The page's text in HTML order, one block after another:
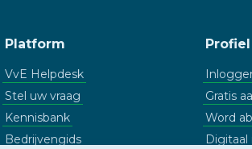
Platform
VvE Helpdesk
Stel uw vraag
Kennisbank
Bedrijvengids
Profiel
Gratis
Word
Digitaal